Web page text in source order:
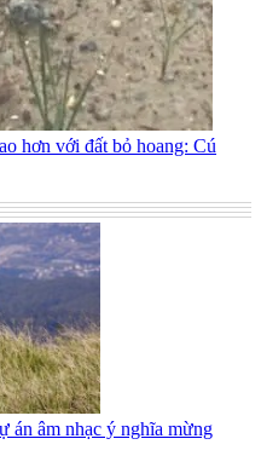
hơn với đất bỏ hoang: Cú
án âm nhạc ý nghĩa mừng